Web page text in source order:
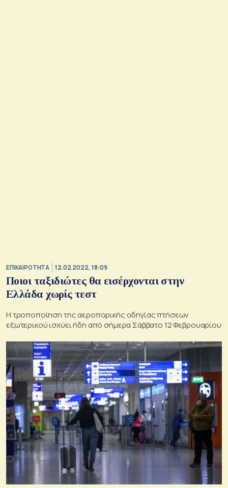
ΕΠΙΚΑΙΡΟΤΗΤΑ 12.02.2022, 18:09
Ποιοι ταξιδιώτες θα εισέρχονται στην
Ελλάδα χωρίς τεστ
Η τροποποίηση της αεροπορικής οδηγίας πτήσεων
εξωτερικού ισχύει ήδη από σήμερα Σάββατο 12 Φεβρουαρίου